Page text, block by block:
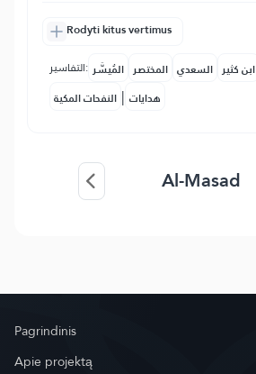
Rodyti kitus vertimus
التفاسير: المُيسَّر المختصر السعدي ابن كثير
النفحات المكية | هدايات
Al-Masad
Pagrindinis
Apie projektą